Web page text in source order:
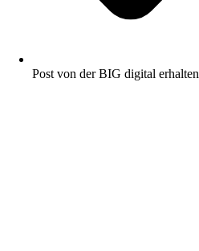
Post von der BIG digital erhalten